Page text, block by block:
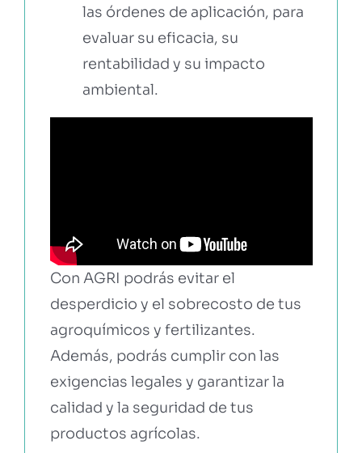
las órdenes de aplicación, para
evaluar su eficacia, su
rentabilidad y su impacto
ambiental.
Con AGRI podrás evitar el
desperdicio y el sobrecosto de tus
agroquímicos y fertilizantes.
Además, podrás cumplir con las
exigencias legales y garantizar la
calidad y la seguridad de tus
productos agrícolas.